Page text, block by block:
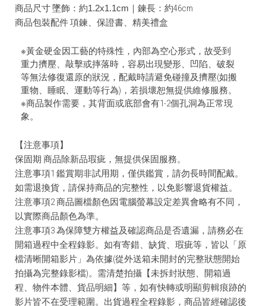
商品尺寸 墜飾： 約1.2x1.1cm ｜鍊長：約46cm
商品包裝配件 項鍊、保證書、精美禮盒
※黃金硬金因工藝的特殊性，內部為空心形式，故受到
重力擠壓、敲擊或摔落時，容易出現變形、凹陷、破裂
等無法修復還原的狀況，配戴時請避免碰撞及擠壓(如搬
重物、睡眠、運動等行為)，若損壞恕無提供維修服務。
※商品製作需要，其背面或底部會有1-2個孔洞為正常現
象。
【注意事項】
保固期 商品除新品瑕疵，無提供保固服務。
注意事項1 鑑賞期非試用期，僅供鑑賞，請勿長時間配戴。
如需退換貨，請保持商品的完整性，以免影響退貨權益。
注意事項2 商品圖檔顏色因電腦螢幕設定差異會略有不同，
以實際商品顏色為準。
注意事項3 為保障雙方權益及確認商品是否遺漏，請務必在
開箱過程中全程錄影。如有寄錯、缺貨、瑕疵等，皆以「原
檔清晰開箱影片」為依據(從外送箱未開封的完整狀態開始
拍攝為完整錄影檔)。需清楚拍攝【未拆封狀態、開箱過
程、物件本體、貨品明細】等，如有快轉或明顯剪輯痕跡的
影片皆不在受理範圍。出貨過程全程錄影，商品皆經確認後